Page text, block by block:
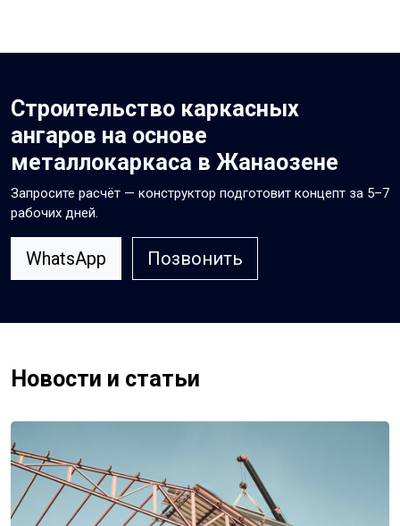
Строительство каркасных
ангаров на основе
металлокаркаса в Жанаозене
Запросите расчёт — конструктор подготовит концепт за 5–7
рабочих дней.
WhatsApp Позвонить
Новости и статьи